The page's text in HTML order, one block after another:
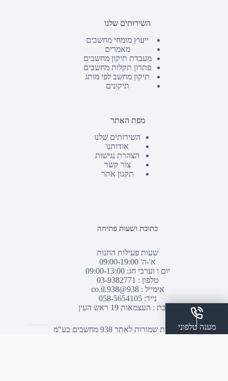
השירותים שלנו
ייעוץ מומחי מחשבים
מאמרים
מעבדת תיקון מחשבים
פתרון תקלות מחשבים
תיקון מחשב לפי מותג
תיקונים
מפת האתר
השירותים שלנו
אודותנו
הצהרת נגישות
צור קשר
תקנון אתר
כתובת ושעות פתיחה
שעות פעילות החנות
א'-ה' 09:00-19:00
יום ו וערבי חג: 09:00-13:00
טלפון : 03-9382771
אימייל :938@938.co.il
נייד: 058-5654105
כתובת : העצמאות 19 ראש העין
© כל הזכויות שמורות לאתר 938 מחשבים בע"מ
מענה טלפוני